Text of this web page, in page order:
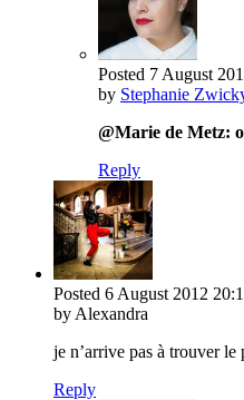
Posted 7 August
by Stephanie
@Marie de Metz:
Reply
Posted 6 August 2012
by Alexandra
je n’arrive pas à trouver le
Reply